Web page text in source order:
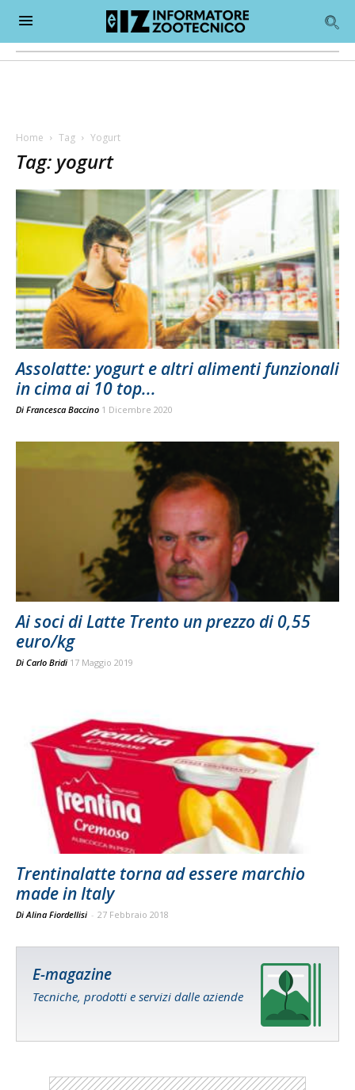
Home Tag Yogurt
Tag: yogurt
Assolatte: yogurt e altri alimenti funzionali
in cima ai 10 top...
Di Francesca Baccino 1 Dicembre 2020
Ai soci di Latte Trento un prezzo di 0,55
euro/kg
Di Carlo Bridi 17 Maggio 2019
Trentinalatte torna ad essere marchio
made in Italy
Di Alina Fiordellisi - 27 Febbraio 2018
E-magazine
Tecniche, prodotti e servizi dalle aziende